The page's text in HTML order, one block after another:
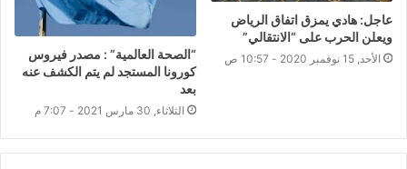
عاجل: هادي يمزق اتفاق الرياض
ويعلن الحرب على “الانتقالي”
الأحد, 15 نوفمبر 2020 - 10:57 ص
“الصحة العالمية” : مصدر فيروس
كورونا المستجد لم يتم الكشف عنه
بعد
الثلاثاء, 30 مارس 2021 - 7:07 م